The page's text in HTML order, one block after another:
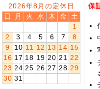
2026年8月の定休日
日
月 火 水 木 金
土
1
2
3 4 5 6 7
8
9
10 11 12 13 14 15
16 17 18 19 20 21 22
23 24 25 26 27 28 29
30 31
保